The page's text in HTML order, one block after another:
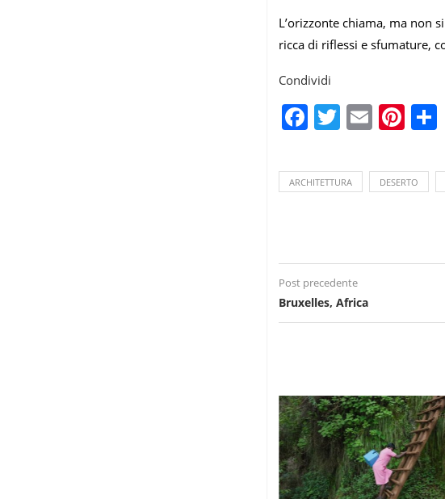
L’orizzonte chiama, ma non
ricca di riflessi e sfumature,
Condividi
Facebook
Twitter
Email
ARCHITETTURA DESERTO
Post precedente
Bruxelles, Africa